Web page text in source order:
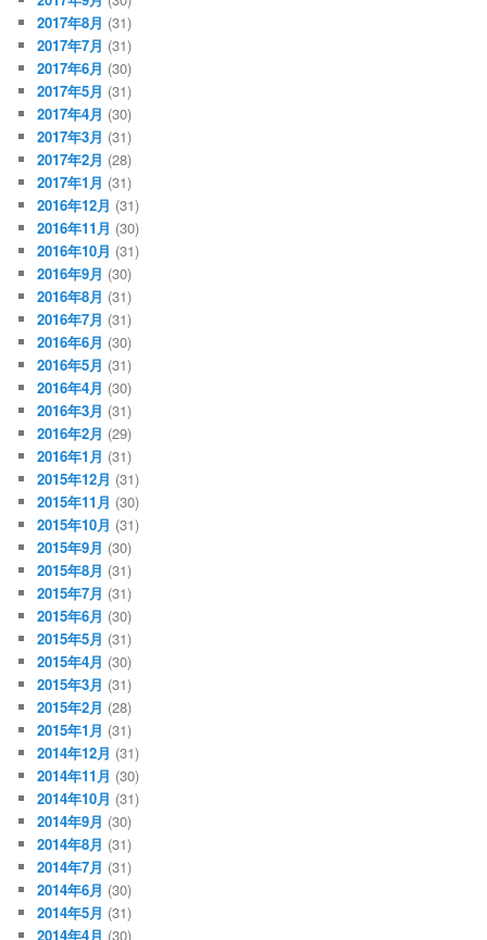
2017年8月 (31)
2017年7月 (31)
2017年6月 (30)
2017年5月 (31)
2017年4月 (30)
2017年3月 (31)
2017年2月 (28)
2017年1月 (31)
2016年12月 (31)
2016年11月 (30)
2016年10月 (31)
2016年9月 (30)
2016年8月 (31)
2016年7月 (31)
2016年6月 (30)
2016年5月 (31)
2016年4月 (30)
2016年3月 (31)
2016年2月 (29)
2016年1月 (31)
2015年12月 (31)
2015年11月 (30)
2015年10月 (31)
2015年9月 (30)
2015年8月 (31)
2015年7月 (31)
2015年6月 (30)
2015年5月 (31)
2015年4月 (30)
2015年3月 (31)
2015年2月 (28)
2015年1月 (31)
2014年12月 (31)
2014年11月 (30)
2014年10月 (31)
2014年9月 (30)
2014年8月 (31)
2014年7月 (31)
2014年6月 (30)
2014年5月 (31)
2014年4月 (30)